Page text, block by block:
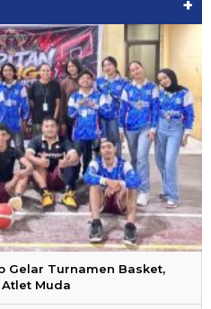
+
Gelar Turnamen Basket,
Muda